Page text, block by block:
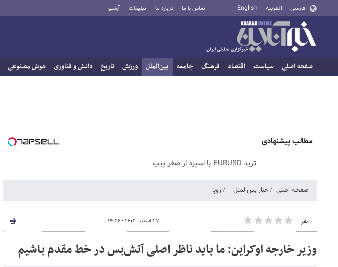
فارسی العربية English تماس با ما درباره ما تبلیغات آرشیو
صفحه اصلی سیاست اقتصاد فرهنگ جامعه بین‌الملل ورزش تاریخ دانش و فناوری هوش مصنوعی
مطالب پیشنهادی
ترید EURUSD با اسپرد از صفر پیپ
صفحه اصلی اخبار بین‌الملل اروپا
۰ نفر ۲۷ اسفند ۱۴۰۳ - ۱۴:۵۶
وزیر خارجه اوکراین: ما باید ناظر اصلی آتش‌بس در خط مقدم باشیم